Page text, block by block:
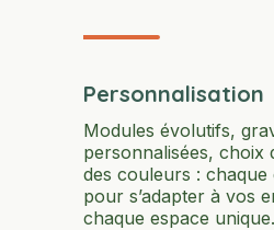
Personnalisation
Modules évolutifs,
personnalisées, choix
des couleurs : chaque
pour s’adapter à vos
chaque espace unique.